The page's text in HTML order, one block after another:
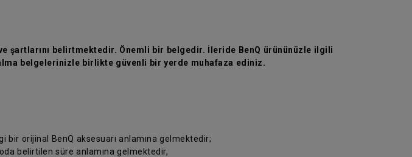
şartlarını belirtmektedir. Önemli bir belgedir. İleride BenQ ürününüzle ilgili
belgelerinizle birlikte güvenli bir yerde muhafaza ediniz.
bir orijinal BenQ aksesuarı anlamına gelmektedir;
belirtilen süre anlamına gelmektedir,